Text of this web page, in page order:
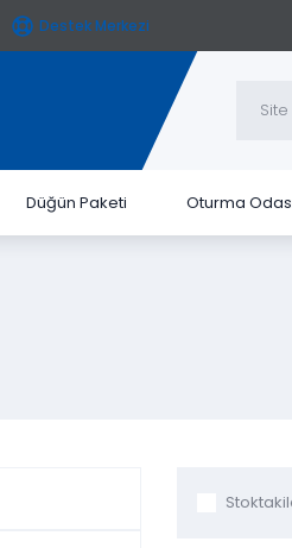
Destek Merkezi
Düğün Paketi Oturma